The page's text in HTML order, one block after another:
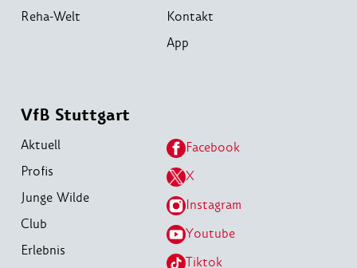
Reha-Welt
Kontakt
App
VfB Stuttgart
Aktuell
Profis
Junge Wilde
Club
Erlebnis
Facebook
X
Instagram
Youtube
Tiktok